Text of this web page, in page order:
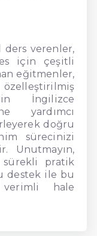
verenler,
için çeşitli
eğitmenler,
İngilizce
yardımcı
doğru
sürecinizi
Unutmayın,
sürekli pratik
destek ile bu
hale